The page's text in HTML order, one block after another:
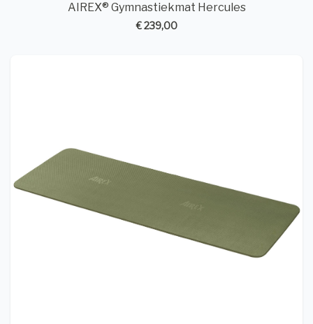
AIREX® Gymnastiekmat Hercules
€ 239,00